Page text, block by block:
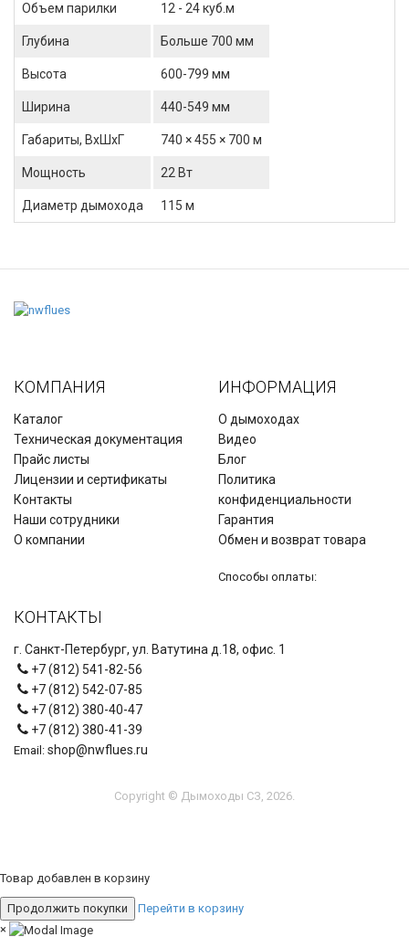
Объем парилки 12 - 24 куб.м
Глубина Больше 700 мм
Высота 600-799 мм
Ширина 440-549 мм
Габариты, ВхШхГ 740 × 455 × 700 м
Мощность 22 Вт
Диаметр дымохода 115 м
КОМПАНИЯ
Каталог
Техническая документация
Прайс листы
Лицензии и сертификаты
Контакты
Наши сотрудники
О компании
ИНФОРМАЦИЯ
О дымоходах
Видео
Блог
Политика
конфиденциальности
Гарантия
Обмен и возврат товара
Способы оплаты:
КОНТАКТЫ
г. Санкт-Петербург, ул. Ватутина д.18, офис. 1
+7 (812) 541-82-56
+7 (812) 542-07-85
+7 (812) 380-40-47
+7 (812) 380-41-39
Email: shop@nwflues.ru
Copyright © Дымоходы СЗ, 2026.
Товар добавлен в корзину
Продолжить покупки
Перейти в корзину
×